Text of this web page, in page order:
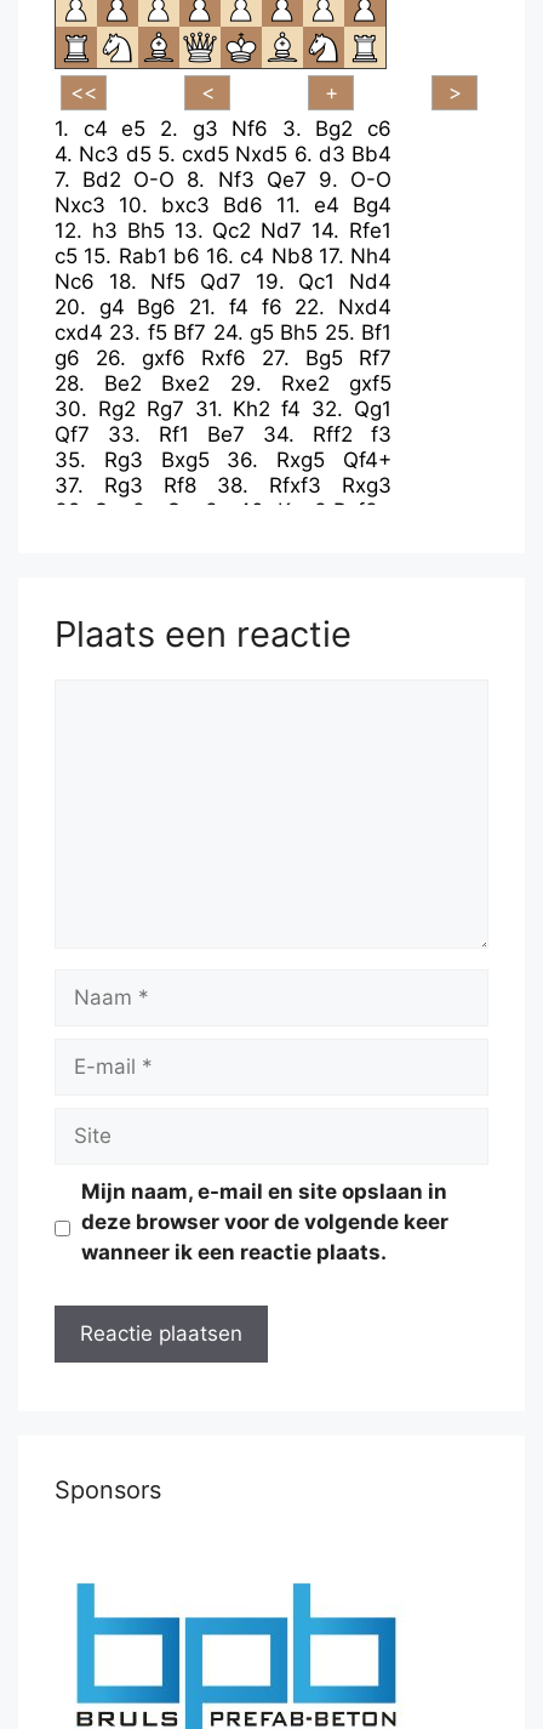
1. c4 e5 2. g3 Nf6 3. Bg2
c6
4. Nc3 d5 5. cxd5 Nxd5 6. d3 Bb4
7. Bd2 O-O 8. Nf3 Qe7 9. O-O
Nxc3
10. bxc3 Bd6 11. e4
Bg4
12. h3 Bh5 13. Qc2 Nd7 14. Rfe1
c5 15. Rab1 b6 16.c4 Nb8 17. Nh4
Nc6
18. Nf5 Qd7 19. Qc1
Nd4
20. g4 Bg6 21. f4 f6 22. Nxd4
cxd4 23. f5 Bf7 24. g5 Bh5 25. Bf1
g6
26. gxf6 Rxf6 27. Bg5
Rf7
28. Be2 Bxe2 29. Rxe2
gxf5
30. Rg2 Rg7 31. Kh2 f4 32. Qg1
Qf7
33. Rf1 Be7 34. Rff2
f3
35. Rg3 Bxg5 36. Rxg5
Qf4+
37. Rg3 Rf8 38. Rfxf3
Rxg3
39.
Qxg3+ Qxg3+ 40. Kxg3 Rxf3+
Plaats een reactie
Naam
Site
Mijn naam, e-mail en site opslaan in
deze browser voor de volgende keer
wanneer ik een reactie plaats.
Sponsors